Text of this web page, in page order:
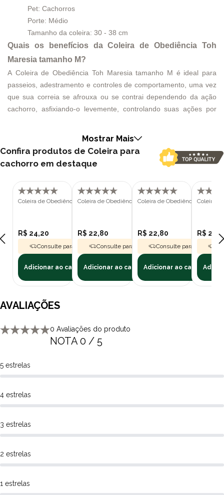
Pet: Cachorros
Porte: Médio
Tamanho da coleira: 30 - 38 cm
Quais os benefícios da Coleira de Obediência Toh
Maresia tamanho M?
A Coleira de Obediência Toh Maresia tamanho M é ideal para
passeios, adestramento e controles de comportamento, uma vez
que sua correia se afrouxa ou se contrai dependendo da ação
cachorro, asfixiando-o levemente, controlando suas ações por
metálicas em zamac, que não enferruja.
Quais os tamanhos das Coleiras de Obediência Toh
Maresia?
Tamanho
Medida
30 - 38
40 - 48
Por que comprar a Coleira de Obediência Toh Maresia
tamanho M na Polipet?
Na Polipet oferecemos ótimos preços em diversos produtos em
crédito. Além de frete grátis sobre condições especiais para todo
mesmo dia da compra. Consulte a nossa
Mostrar Mais
Confira produtos de Coleira para
cachorro em destaque
Coleira de Obediência Toh Maresia G
R$ 24,20
Consulte para Frete Grátis
Adicionar ao carrinho
Coleira de Obediência Toh Maresia P
R$ 22,80
Consulte para Frete Grátis
Adicionar ao carrinho
Coleira de Obediência Toh
R$ 22,80
Consulte para Frete
Adicionar ao carrinho
Coleira
R$
AVALIAÇÕES
0 Avaliações do produto
NOTA 0 / 5
5 estrelas
4 estrelas
3 estrelas
2 estrelas
1 estrelas